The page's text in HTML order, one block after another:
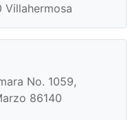
Villahermosa
No. 1059,
86140